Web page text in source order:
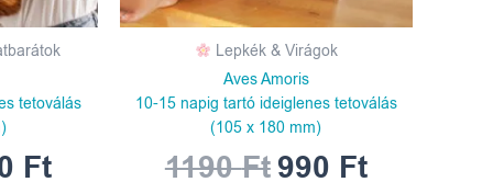
tetoválás
Ft
Lepkék & Virágok
Aves Amoris
10-15 napig tartó ideiglenes tetoválás
(105 x 180 mm)
1190Ft990 Ft